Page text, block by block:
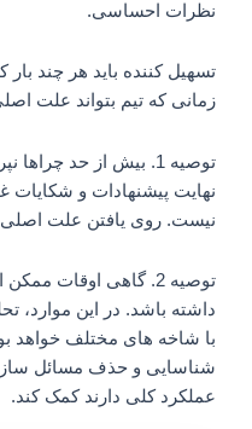
نظرات احساسی.
تسهیل کننده باید هر چند بار
زمانی که تیم بتواند علت
توصیه 1. بیش از حد
نهایت پیشنهادات و شکایات
نیست. روی یافتن علت اصلی
توصیه 2. گاهی اوقات
با شاخه های مختلف خواهد
شناسایی و حذف مسائل
عملکرد کلی دارند کمک کند.